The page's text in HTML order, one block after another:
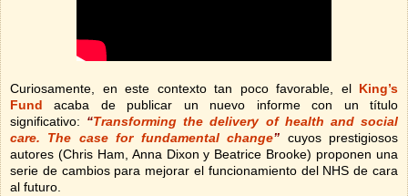
Curiosamente, en este contexto tan poco favorable, el King’s
Fund acaba de publicar un nuevo informe con un título
significativo: “Transforming the delivery of health and social
care. The case for fundamental change” cuyos prestigiosos
autores (Chris Ham, Anna Dixon y Beatrice Brooke) proponen una
serie de cambios para mejorar el funcionamiento del NHS de cara
al futuro.